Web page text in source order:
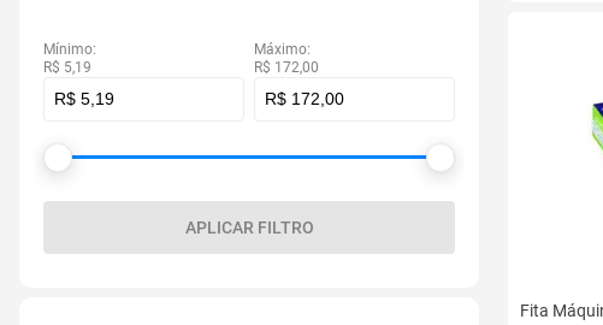
Mínimo:
R$ 5,19
Máximo:
R$ 172,00
APLICAR FILTRO
Fita